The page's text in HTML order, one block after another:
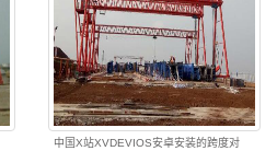
中国X站XVDEVIOS安卓安装的跨度对